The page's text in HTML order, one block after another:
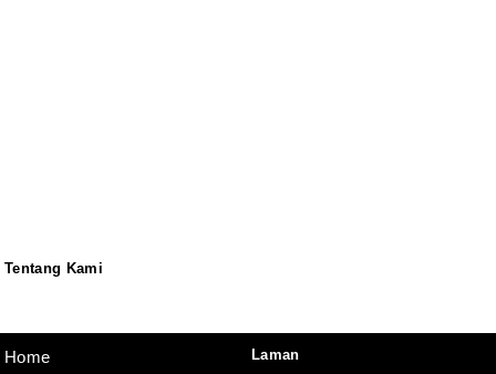
Tentang Kami
Home
Laman